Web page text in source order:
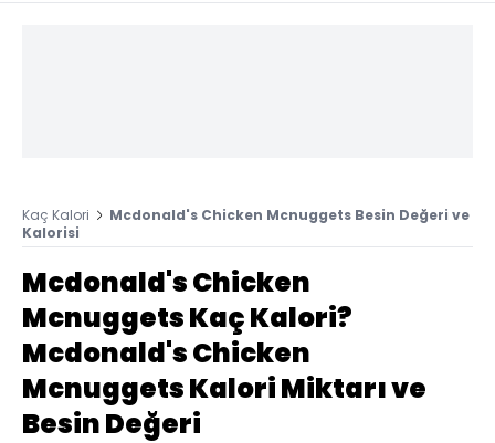
Kaç Kalori
Mcdonald's Chicken Mcnuggets Besin Değeri ve
Kalorisi
Mcdonald's Chicken
Mcnuggets Kaç Kalori?
Mcdonald's Chicken
Mcnuggets Kalori Miktarı ve
Besin Değeri